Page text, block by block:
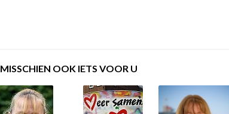
MISSCHIEN OOK IETS VOOR U